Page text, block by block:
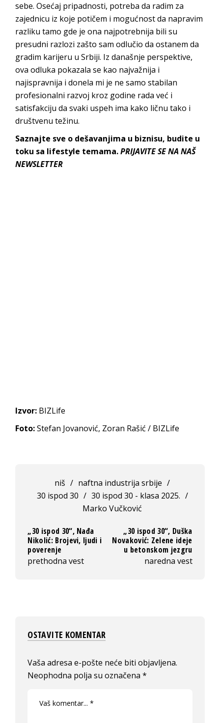
sebe. Osećaj pripadnosti, potreba da radim za
zajednicu iz koje potičem i mogućnost da napravim
razliku tamo gde je ona najpotrebnija bili su
presudni razlozi zašto sam odlučio da ostanem da
gradim karijeru u Srbiji. Iz današnje perspektive,
ova odluka pokazala se kao najvažnija i
najispravnija i donela mi je ne samo stabilan
profesionalni razvoj kroz godine rada već i
satisfakciju da svaki uspeh ima kako ličnu tako i
društvenu težinu.
Saznajte sve o dešavanjima u biznisu, budite u
toku sa lifestyle temama.PRIJAVITE SE NA NAŠ
NEWSLETTER
Izvor: BIZLife
Foto:Stefan Jovanović, Zoran Rašić / BIZLife
niš / naftna industrija srbije /
30 ispod 30 / 30 ispod 30 - klasa 2025. /
Marko Vučković
„30 ispod 30“, Nađa
Nikolić: Brojevi, ljudi i
poverenje
prethodna vest
„30 ispod 30“, Duška
Novaković: Zelene ideje
u betonskom jezgru
naredna vest
OSTAVITE KOMENTAR
Vaša adresa e-pošte neće biti objavljena.
Neophodna polja su označena*